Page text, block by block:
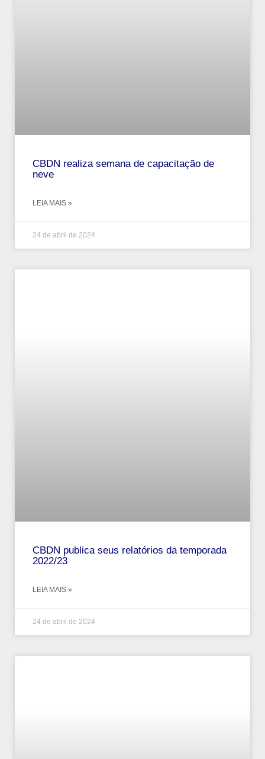
CBDN realiza semana de capacitação de
neve
LEIA MAIS »
24 de abril de 2024
CBDN publica seus relatórios da temporada
2022/23
LEIA MAIS »
24 de abril de 2024